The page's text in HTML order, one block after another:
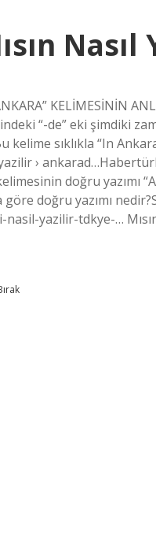
Nasıl
ANKARA” KELİMESİNİN
“-de” eki şimdiki
kelime sıklıkla “In
›
doğru yazımı
göre doğru yazımı
yazilir-tdkye-…